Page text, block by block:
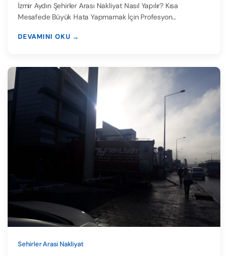
İzmir Aydın Şehirler Arası Nakliyat Nasıl Yapılır? Kısa
Mesafede Büyük Hata Yapmamak İçin Profesyon…
DEVAMINI OKU →
Sehirler Arasi Nakliyat